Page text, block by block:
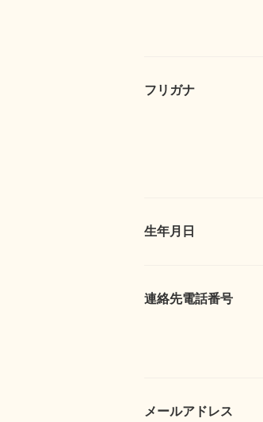
フリガナ
生年月日
連絡先電話番号
メールアドレス